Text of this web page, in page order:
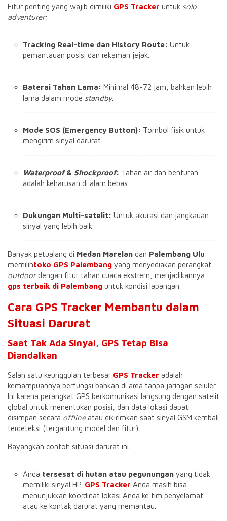
Fitur penting yang wajib dimiliki GPS Tracker untuk solo
adventurer:
Tracking Real-time dan History Route: Untuk
pemantauan posisi dan rekaman jejak.
Baterai Tahan Lama: Minimal 48-72 jam, bahkan lebih
lama dalam mode standby.
Mode SOS (Emergency Button): Tombol fisik untuk
mengirim sinyal darurat.
Waterproof& Shockproof: Tahan air dan benturan
adalah keharusan di alam bebas.
Dukungan Multi-satelit: Untuk akurasi dan jangkauan
sinyal yang lebih baik.
Banyak petualang di Medan Marelan dan Palembang Ulu
memilihtoko GPS Palembang yang menyediakan perangkat
outdoordengan fitur tahan cuaca ekstrem, menjadikannya
gps terbaik di Palembang untuk kondisi lapangan.
Cara GPS Tracker Membantu dalam
Situasi Darurat
Saat Tak Ada Sinyal, GPS Tetap Bisa
Diandalkan
Salah satu keunggulan terbesar GPS Tracker adalah
kemampuannya berfungsi bahkan di area tanpa jaringan seluler.
Ini karena perangkat GPS berkomunikasi langsung dengan satelit
global untuk menentukan posisi, dan data lokasi dapat
disimpan secara offlineatau dikirimkan saat sinyal GSM kembali
terdeteksi (tergantung model dan fitur).
Bayangkan contoh situasi darurat ini:
Anda tersesat di hutan atau pegunungan yang tidak
memiliki sinyal HP. GPS Tracker Anda masih bisa
menunjukkan koordinat lokasi Anda ke tim penyelamat
atau ke kontak darurat yang memantau.